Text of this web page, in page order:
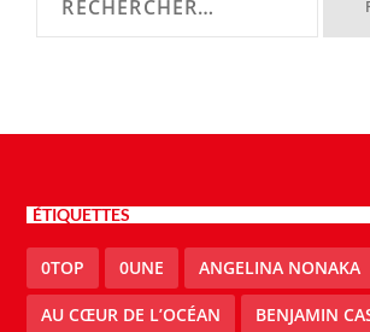
ÉTIQUETTES
0TOP 0UNE ANGELINA NONAKA
AU CŒUR DE L’OCÉAN BENJAMIN